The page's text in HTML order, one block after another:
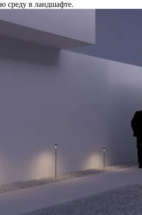
среду в ландшафте.